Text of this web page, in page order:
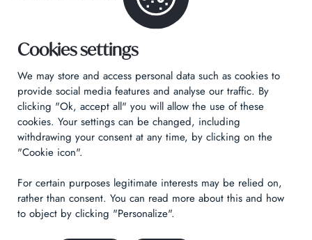
Privacybeleid
Juridische informatie
Technical & Legal informations
Made byIzhak
Cookies settings
We may store and access personal data such as cookies to
provide social media features and analyse our traffic. By
clicking "Ok, accept all" you will allow the use of these
cookies. Your settings can be changed, including
withdrawing your consent at any time, by clicking on the
"Cookie icon".
For certain purposes legitimate interests may be relied on,
rather than consent. You can read more about this and how
to object by clicking "Personalize".